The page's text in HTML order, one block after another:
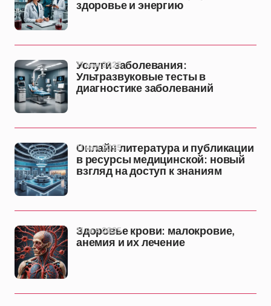
здоровье и энергию
Услуги заболевания:
Ультразвуковые тесты в
диагностике заболеваний
11 ноя 2025
Онлайн литература и публикации
в ресурсы медицинской: новый
взгляд на доступ к знаниям
11 ноя 2025
Здоровье крови: малокровие,
анемия и их лечение
11 ноя 2025